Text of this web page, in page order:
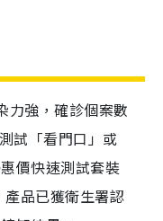
力強，確診個案數
試「看門口」或
價快速測試套裝
品已獲衛生署認